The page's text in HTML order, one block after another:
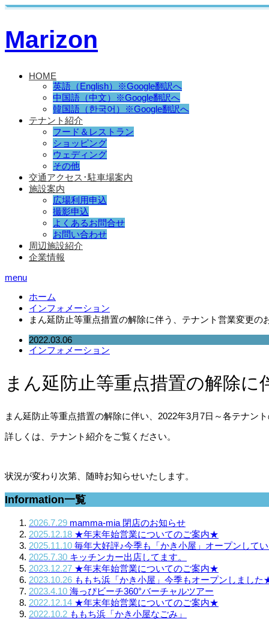
Marizon
HOME
英語（English）※Google翻訳へ
中国語（中文）※Google翻訳へ
韓国語（한국어）※Google翻訳へ
テナント紹介
フード＆レストラン
ショッピング
ウェディング
その他
交通アクセス･駐車場案内
施設案内
広場利用申込
撮影申込
よくあるお問合せ
お問い合わせ
周辺施設紹介
企業情報
menu
ホーム
インフォメーション
まん延防止等重点措置の解除に伴う、テナント営業変更の
2022.03.06
インフォメーション
まん延防止等重点措置の解除
まん延防止等重点措置の解除に伴い、2022年3月7日～各テナン
詳しくは、テナント紹介をご覧ください。
状況が変わり次第、随時お知らせいたします。
Information一覧
2026.7.29 mamma-mia 閉店のお知らせ
2025.12.18 ★年末年始営業についてのご案内★
2025.11.10 毎年大好評♪今季も「かき小屋」オープンしてい
2025.7.30 キッチンカー出店してます。
2023.12.27 ★年末年始営業についてのご案内★
2023.10.26 ももち浜「かき小屋」今季もオープンしました
2023.4.10 海っぴビーチ360°バーチャルツアー
2022.12.14 ★年末年始営業についてのご案内★
2022.10.2 ももち浜「かき小屋なごみ」